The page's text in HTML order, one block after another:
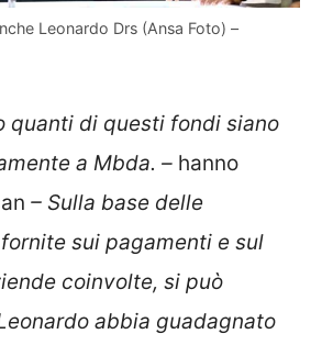
Leonardo Drs (Ansa Foto) –
quanti di questi fondi siano
a Mbda. – hanno
– Sulla base delle
sui pagamenti e sul
coinvolte, si può
abbia guadagnato